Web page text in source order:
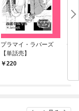
プラマイ・ラバーズ
【単話売】
220
チ